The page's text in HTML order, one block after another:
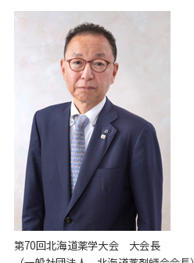
第70回北海道薬学大会 大会長